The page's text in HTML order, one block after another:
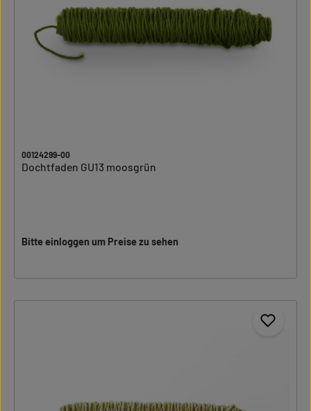
00124299-00
Dochtfaden GU13 moosgrün
Bitte einloggen um Preise zu sehen